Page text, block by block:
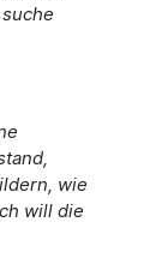
wie
will die